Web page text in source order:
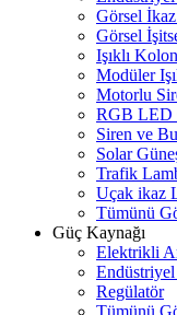
Görsel
Görsel
Işıklı
Modüler
Motorlu
RGB LED
Siren ve
Solar
Trafik
Uçak ikaz
Tümünü
Güç Kaynağı
Elektrikli
Regülatör
Tümünü